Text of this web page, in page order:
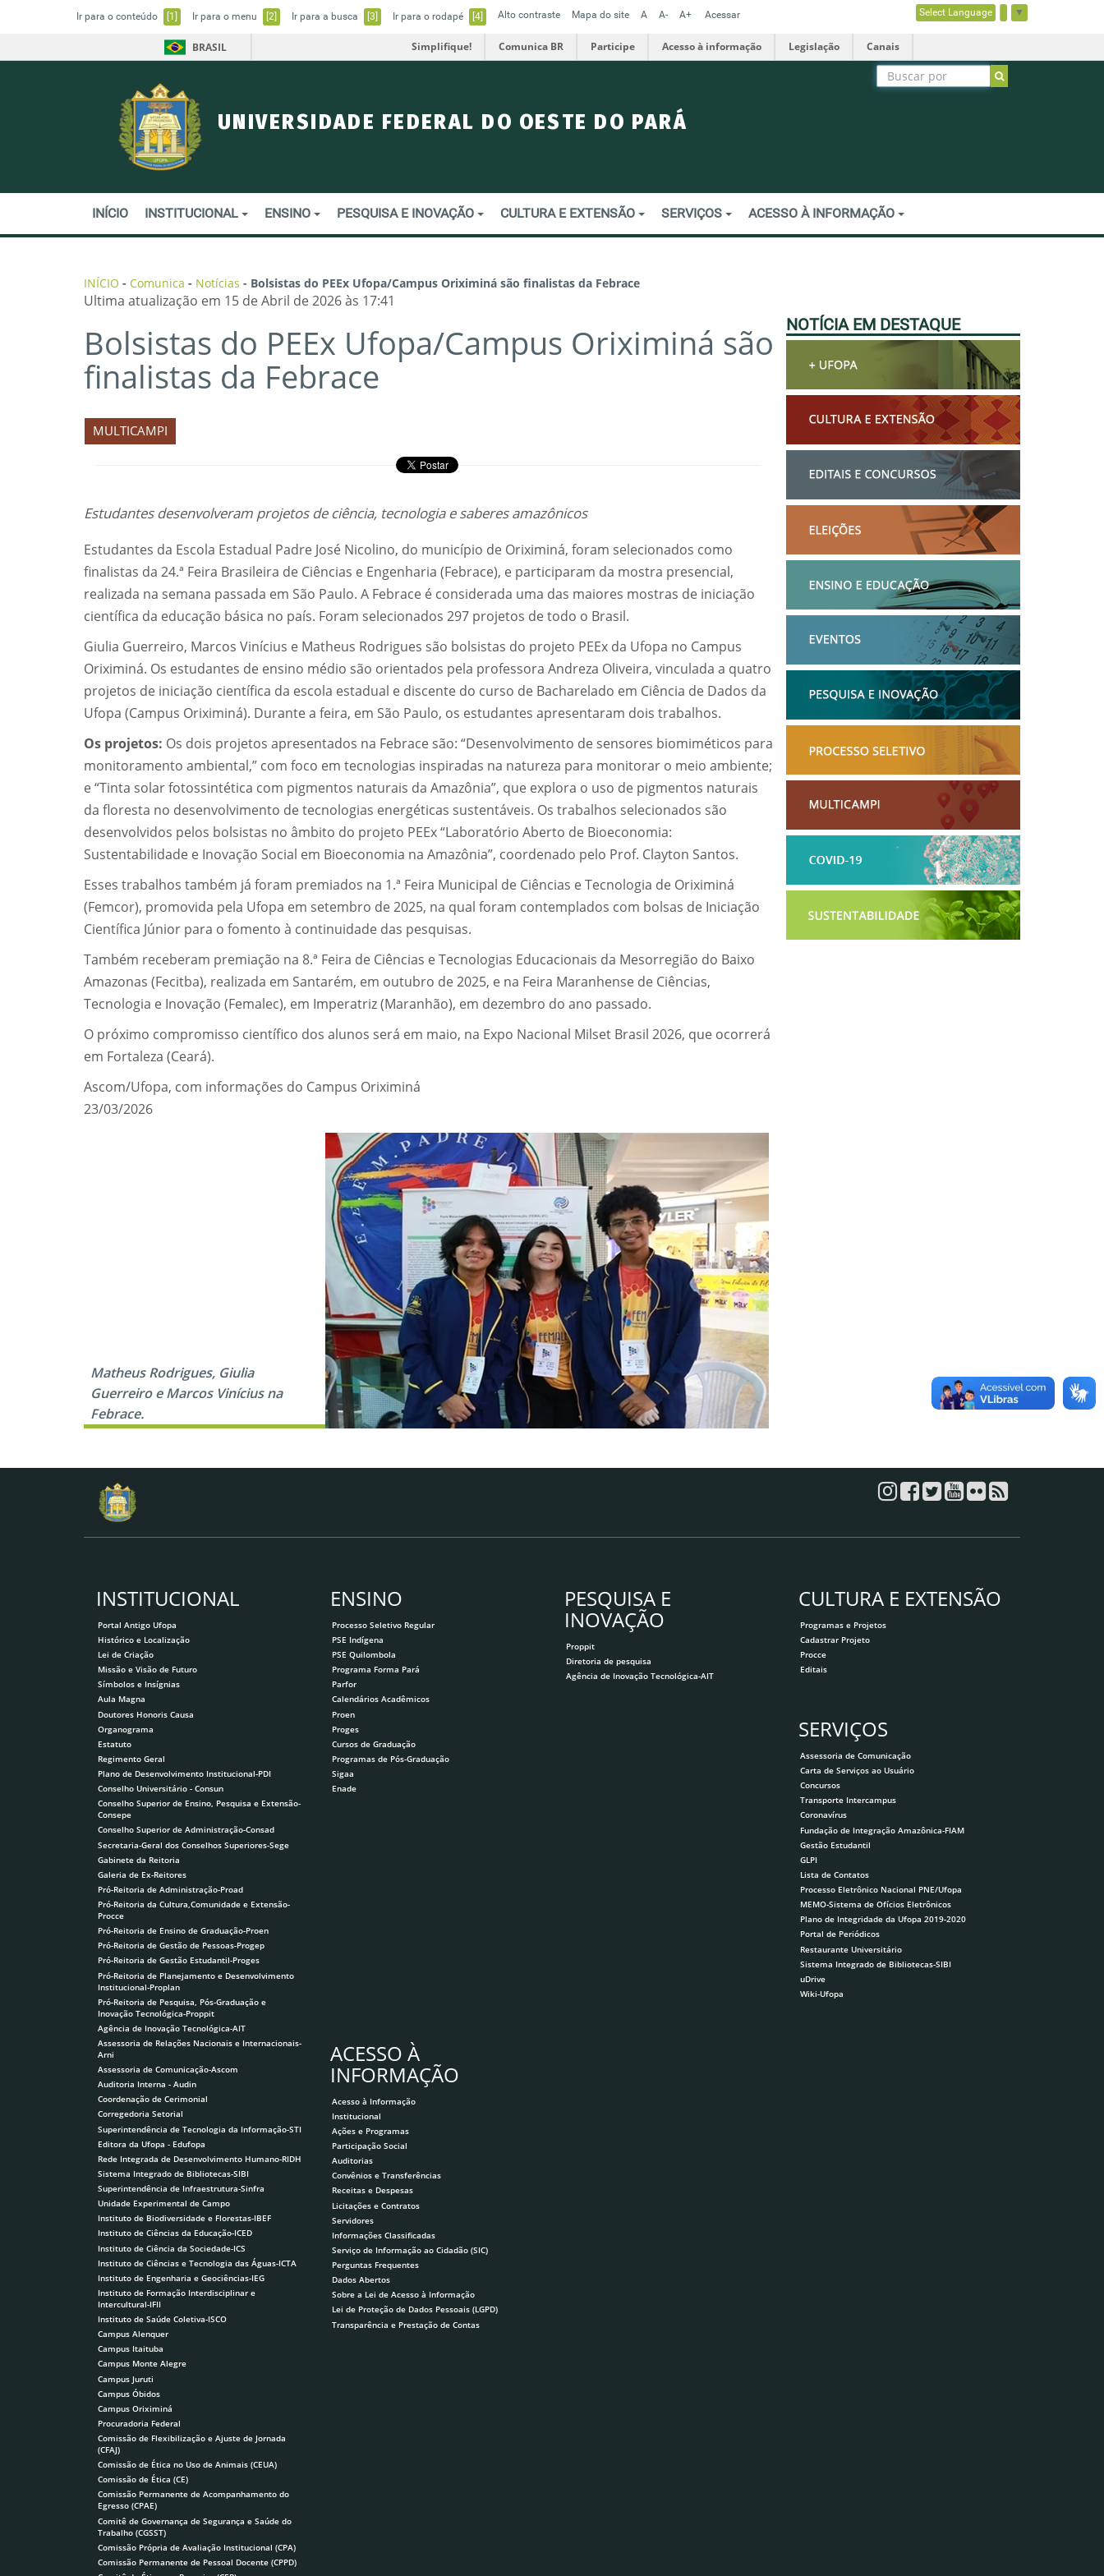
Ir para o conteúdo [1] Ir para o menu [2] Ir para a busca [3] Ir para o rodapé [4] Alto contraste Mapa do site A A- A+ Acessar Select Language ▼
BRASIL Simplifique! Comunica BR Participe Acesso à informação Legislação Canais
UNIVERSIDADE FEDERAL DO OESTE DO PARÁ
INÍCIO INSTITUCIONAL ENSINO PESQUISA E INOVAÇÃO CULTURA E EXTENSÃO SERVIÇOS ACESSO À INFORMAÇÃO
INÍCIO - Comunica - Notícias - Bolsistas do PEEx Ufopa/Campus Oriximiná são finalistas da Febrace
Ultima atualização em 15 de Abril de 2026 às 17:41
Bolsistas do PEEx Ufopa/Campus Oriximiná são
finalistas da Febrace
MULTICAMPI
Estudantes desenvolveram projetos de ciência, tecnologia e saberes amazônicos
Estudantes da Escola Estadual Padre José Nicolino, do município de Oriximiná, foram selecionados como
finalistas da 24.ª Feira Brasileira de Ciências e Engenharia (Febrace), e participaram da mostra presencial,
realizada na semana passada em São Paulo. A Febrace é considerada uma das maiores mostras de iniciação
científica da educação básica no país. Foram selecionados 297 projetos de todo o Brasil.
Giulia Guerreiro, Marcos Vinícius e Matheus Rodrigues são bolsistas do projeto PEEx da Ufopa no Campus
Oriximiná. Os estudantes de ensino médio são orientados pela professora Andreza Oliveira, vinculada a quatro
projetos de iniciação científica da escola estadual e discente do curso de Bacharelado em Ciência de Dados da
Ufopa (Campus Oriximiná). Durante a feira, em São Paulo, os estudantes apresentaram dois trabalhos.
Os projetos: Os dois projetos apresentados na Febrace são: “Desenvolvimento de sensores biomiméticos para
monitoramento ambiental,” com foco em tecnologias inspiradas na natureza para monitorar o meio ambiente;
e “Tinta solar fotossintética com pigmentos naturais da Amazônia”, que explora o uso de pigmentos naturais
da floresta no desenvolvimento de tecnologias energéticas sustentáveis. Os trabalhos selecionados são
desenvolvidos pelos bolsistas no âmbito do projeto PEEx “Laboratório Aberto de Bioeconomia:
Sustentabilidade e Inovação Social em Bioeconomia na Amazônia”, coordenado pelo Prof. Clayton Santos.
Esses trabalhos também já foram premiados na 1.ª Feira Municipal de Ciências e Tecnologia de Oriximiná
(Femcor), promovida pela Ufopa em setembro de 2025, na qual foram contemplados com bolsas de Iniciação
Científica Júnior para o fomento à continuidade das pesquisas.
Também receberam premiação na 8.ª Feira de Ciências e Tecnologias Educacionais da Mesorregião do Baixo
Amazonas (Fecitba), realizada em Santarém, em outubro de 2025, e na Feira Maranhense de Ciências,
Tecnologia e Inovação (Femalec), em Imperatriz (Maranhão), em dezembro do ano passado.
O próximo compromisso científico dos alunos será em maio, na Expo Nacional Milset Brasil 2026, que ocorrerá
em Fortaleza (Ceará).
Ascom/Ufopa, com informações do Campus Oriximiná
23/03/2026
Matheus Rodrigues, Giulia
Guerreiro e Marcos Vinícius na
Febrace.
NOTÍCIA EM DESTAQUE
INSTITUCIONAL
Portal Antigo Ufopa
Histórico e Localização
Lei de Criação
Missão e Visão de Futuro
Símbolos e Insígnias
Aula Magna
Doutores Honoris Causa
Organograma
Estatuto
Regimento Geral
Plano de Desenvolvimento Institucional-PDI
Conselho Universitário - Consun
Conselho Superior de Ensino, Pesquisa e Extensão-
Consepe
Conselho Superior de Administração-Consad
Secretaria-Geral dos Conselhos Superiores-Sege
Gabinete da Reitoria
Galeria de Ex-Reitores
Pró-Reitoria de Administração-Proad
Pró-Reitoria da Cultura,Comunidade e Extensão-
Procce
Pró-Reitoria de Ensino de Graduação-Proen
Pró-Reitoria de Gestão de Pessoas-Progep
Pró-Reitoria de Gestão Estudantil-Proges
Pró-Reitoria de Planejamento e Desenvolvimento
Institucional-Proplan
Pró-Reitoria de Pesquisa, Pós-Graduação e
Inovação Tecnológica-Proppit
Agência de Inovação Tecnológica-AIT
Assessoria de Relações Nacionais e Internacionais-
Arni
Assessoria de Comunicação-Ascom
Auditoria Interna - Audin
Coordenação de Cerimonial
Corregedoria Setorial
Superintendência de Tecnologia da Informação-STI
Editora da Ufopa - Edufopa
Rede Integrada de Desenvolvimento Humano-RIDH
Sistema Integrado de Bibliotecas-SIBI
Superintendência de Infraestrutura-Sinfra
Unidade Experimental de Campo
Instituto de Biodiversidade e Florestas-IBEF
Instituto de Ciências da Educação-ICED
Instituto de Ciência da Sociedade-ICS
Instituto de Ciências e Tecnologia das Águas-ICTA
Instituto de Engenharia e Geociências-IEG
Instituto de Formação Interdisciplinar e
Intercultural-IFII
Instituto de Saúde Coletiva-ISCO
Campus Alenquer
Campus Itaituba
Campus Monte Alegre
Campus Juruti
Campus Óbidos
Campus Oriximiná
Procuradoria Federal
Comissão de Flexibilização e Ajuste de Jornada
(CFAJ)
Comissão de Ética no Uso de Animais (CEUA)
Comissão de Ética (CE)
Comissão Permanente de Acompanhamento do
Egresso (CPAE)
Comitê de Governança de Segurança e Saúde do
Trabalho (CGSST)
Comissão Própria de Avaliação Institucional (CPA)
Comissão Permanente de Pessoal Docente (CPPD)
ENSINO
Processo Seletivo Regular
PSE Indígena
PSE Quilombola
Programa Forma Pará
Parfor
Calendários Acadêmicos
Proen
Proges
Cursos de Graduação
Programas de Pós-Graduação
Sigaa
Enade
PESQUISA E
INOVAÇÃO
Proppit
Diretoria de pesquisa
Agência de Inovação Tecnológica-AIT
CULTURA E EXTENSÃO
Programas e Projetos
Cadastrar Projeto
Procce
Editais
SERVIÇOS
Assessoria de Comunicação
Carta de Serviços ao Usuário
Concursos
Transporte Intercampus
Coronavírus
Fundação de Integração Amazônica-FIAM
Gestão Estudantil
GLPI
Lista de Contatos
Processo Eletrônico Nacional PNE/Ufopa
MEMO-Sistema de Ofícios Eletrônicos
Plano de Integridade da Ufopa 2019-2020
Portal de Periódicos
Restaurante Universitário
Sistema Integrado de Bibliotecas-SIBI
uDrive
Wiki-Ufopa
ACESSO À
INFORMAÇÃO
Acesso à Informação
Institucional
Ações e Programas
Participação Social
Auditorias
Convênios e Transferências
Receitas e Despesas
Licitações e Contratos
Servidores
Informações Classificadas
Serviço de Informação ao Cidadão (SIC)
Perguntas Frequentes
Dados Abertos
Sobre a Lei de Acesso à Informação
Lei de Proteção de Dados Pessoais (LGPD)
Transparência e Prestação de Contas